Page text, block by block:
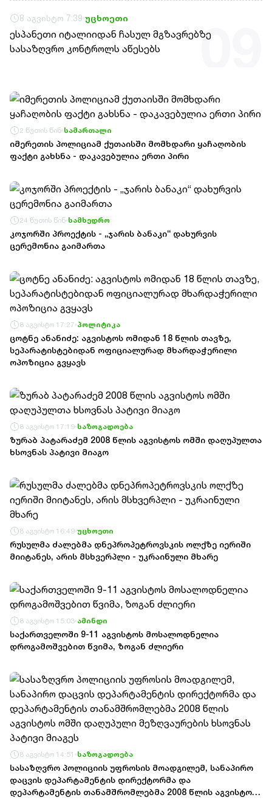
სააკაშვილისთვის შეგინებას თუ რაღაც ამგვარს
სთხოვდნენ მას
8 აგვისტო 7:39 უცხოეთი
ესპანეთი იტალიიდან ჩასულ მგზავრებზე
სასაზღვრო კონტროლს აწესებს
09
2 წუთის წინ სამართალი
იმერეთის პოლიციამ ქუთაისში მომხდარი ყაჩაღობის
ფაქტი გახსნა - დაკავებულია ერთი პირი
24 წუთის წინ სამხედრო
კოჯორში პროექტის - „ჯარის ბანაკი“ დახურვის
ცერემონია გაიმართა
8 აგვისტო 17:27 პოლიტიკა
ცოტნე ანანიძე: აგვისტოს ომიდან 18 წლის თავზე,
სეპარატისტებიდან ოფიციალურად მხარდაჭერილი
ოპოზიცია გვყავს
8 აგვისტო 17:19 საზოგადოება
ზურაბ პატარაძემ 2008 წლის აგვისტოს ომში დაღუპულთა
ხსოვნას პატივი მიაგო
8 აგვისტო 16:49 უცხოეთი
რუსულმა ძალებმა დნეპროპეტროვსკის ოლქზე იერიში
მიიტანეს, არის მსხვერპლი - უკრაინული მხარე
8 აგვისტო 15:03 ამინდი
საქართველოში 9-11 აგვისტოს მოსალოდნელია
დროგამოშვებით წვიმა, ზოგან ძლიერი
8 აგვისტო 14:51 საზოგადოება
სასაზღვრო პოლიციის უფროსის მოადგილემ, სანაპირო
დაცვის დეპარტამენტის დირექტორმა და
დეპარტამენტის თანამშრომლებმა 2008 წლის აგვისტოს